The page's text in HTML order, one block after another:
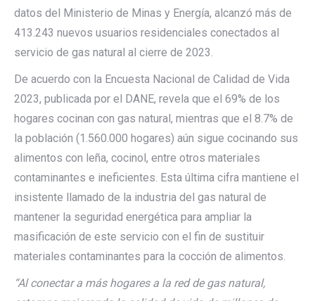
datos del Ministerio de Minas y Energía, alcanzó más de
413.243 nuevos usuarios residenciales conectados al
servicio de gas natural al cierre de 2023.
De acuerdo con la Encuesta Nacional de Calidad de Vida
2023, publicada por el DANE, revela que el 69% de los
hogares cocinan con gas natural, mientras que el 8.7% de
la población (1.560.000 hogares) aún sigue cocinando sus
alimentos con leña, cocinol, entre otros materiales
contaminantes e ineficientes. Esta última cifra mantiene el
insistente llamado de la industria del gas natural de
mantener la seguridad energética para ampliar la
masificación de este servicio con el fin de sustituir
materiales contaminantes para la cocción de alimentos.
“Al conectar a más hogares a la red de gas natural,